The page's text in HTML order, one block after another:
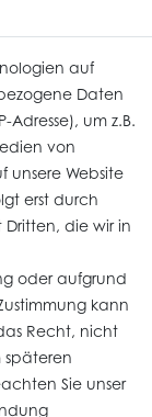
auf
Daten
Adresse), um z.B.
von
unsere Website
erst durch
Dritten, die wir in
oder aufgrund
kann
Recht, nicht
späteren
Sie unser